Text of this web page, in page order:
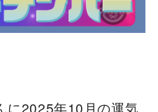
に2025年10月の運気